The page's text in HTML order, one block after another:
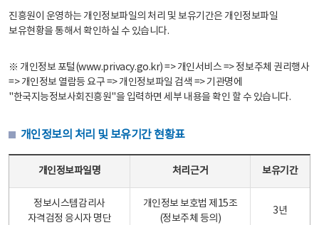
진흥원이 운영하는 개인정보파일의 처리 및 보유기간은 개인정보파일
보유현황을 통해서 확인하실 수 있습니다.
※ 개인정보 포털(www.privacy.go.kr) => 개인서비스 => 정보주체 권리행사
=> 개인정보 열람등 요구 => 개인정보파일 검색 => 기관명에
"한국지능정보사회진흥원"을 입력하면 세부 내용을 확인 할 수 있습니다.
개인정보의 처리 및 보유기간 현황표
개인정보파일명 처리근거 보유기간
정보시스템감리사
자격검정 응시자 명단
개인정보 보호법 제15조
(정보주체 등의)
3년